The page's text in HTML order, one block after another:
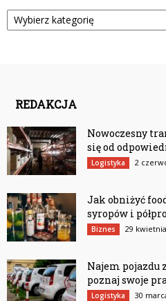
Kategorie
REDAKCJA
Nowoczesny
się od
Logistyka 2
Jak obniżyć
syropów i
Biznes 29
Najem pojazdu
poznaj swoje
Logistyka 30